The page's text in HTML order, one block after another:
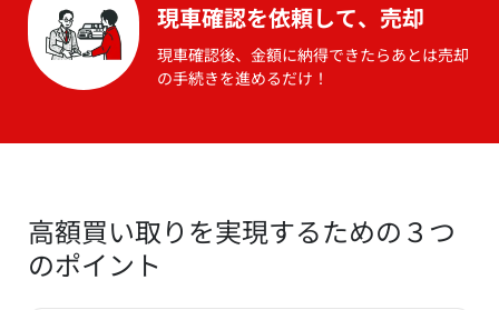
現車確認を依頼して、売却
現車確認後、金額に納得できたらあとは売却
の手続きを進めるだけ！
高額買い取りを実現するための３つ
のポイント